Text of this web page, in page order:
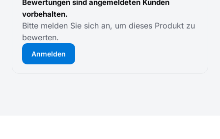
Bewertungen sind angemeldeten Kunden
vorbehalten.
Bitte melden Sie sich an, um dieses Produkt zu
bewerten.
Anmelden